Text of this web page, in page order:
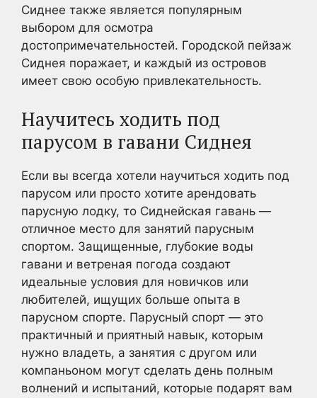
Сиднее также является популярным
выбором для осмотра
достопримечательностей. Городской пейзаж
Сиднея поражает, и каждый из островов
имеет свою особую привлекательность.
Научитесь ходить под
парусом в гавани Сиднея
Если вы всегда хотели научиться ходить под
парусом или просто хотите арендовать
парусную лодку, то Сиднейская гавань —
отличное место для занятий парусным
спортом. Защищенные, глубокие воды
гавани и ветреная погода создают
идеальные условия для новичков или
любителей, ищущих больше опыта в
парусном спорте. Парусный спорт — это
практичный и приятный навык, которым
нужно владеть, а занятия с другом или
компаньоном могут сделать день полным
волнений и испытаний, которые подарят вам